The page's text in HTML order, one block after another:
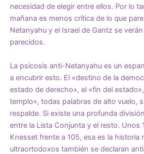
necesidad de elegir entre ellos. Por lo
mañana es menos crítica de lo que
Netanyahu y el Israel de Gantz se
parecidos.
La psicosis anti-Netanyahu es un
a encubrir esto. El «destino de la
estado de derecho», el «fin del
templo», todas palabras de alto vuelo,
respalde. Si existe una profunda
entre la Lista Conjunta y el resto. Unos
Knesset frente a 105, esa es la historia
ultraortodoxos también se declaran